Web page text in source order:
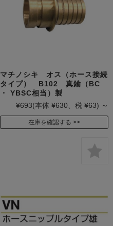
マチノシキ オス（ホース接続
タイプ） B102 真鍮（BC
・ YBSC相当）製
¥693(本体 ¥630、税 ¥63) ～
在庫を確認する